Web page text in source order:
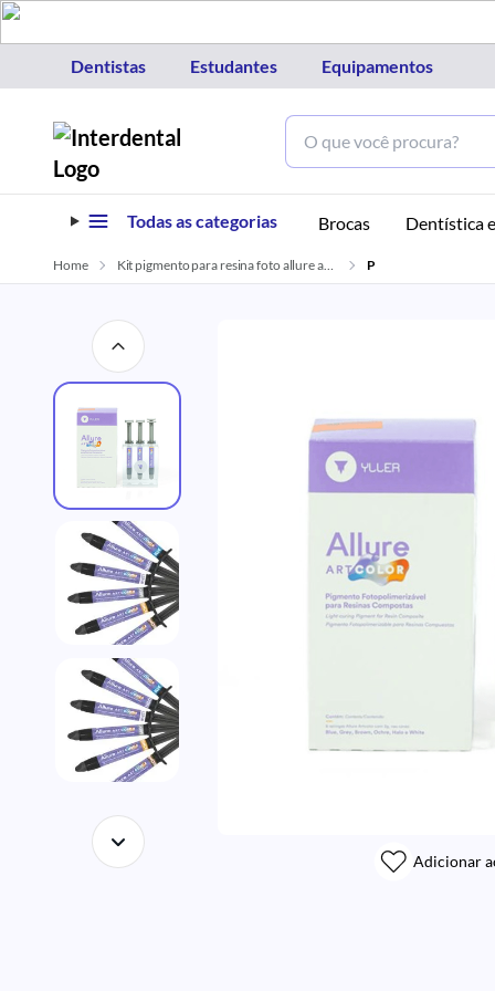
Dentistas Estudantes Equipamentos
Todas as categorias Brocas Dentística
Home Kit pigmento para resina foto allure artcolor yller P
Adicionar